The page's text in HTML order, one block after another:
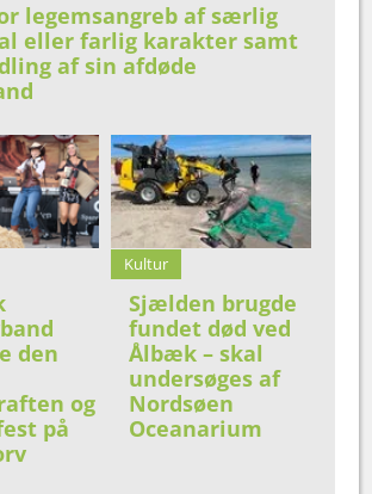
legemsangreb af særlig
eller farlig karakter samt
af sin afdøde
den
og
på
Kultur
Sjælden brugde
fundet død ved
Ålbæk – skal
undersøges af
Nordsøen
Oceanarium